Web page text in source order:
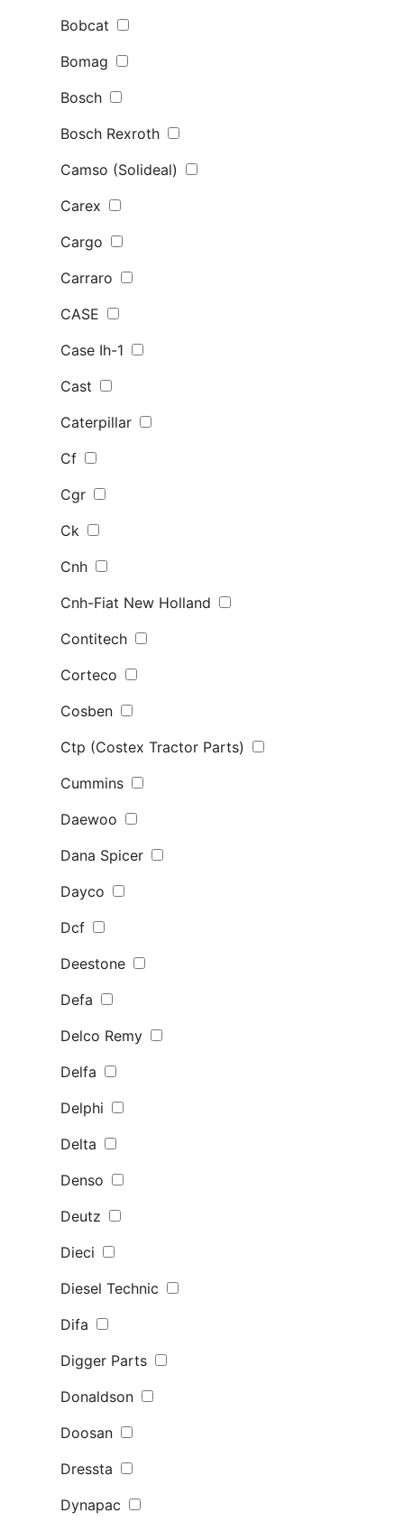
Bobcat
Bomag
Bosch
Bosch Rexroth
Camso (Solideal)
Carex
Cargo
Carraro
CASE
Case Ih-1
Cast
Caterpillar
Cf
Cgr
Ck
Cnh
Cnh-Fiat New Holland
Contitech
Corteco
Cosben
Ctp (Costex Tractor Parts)
Cummins
Daewoo
Dana Spicer
Dayco
Dcf
Deestone
Defa
Delco Remy
Delfa
Delphi
Delta
Denso
Deutz
Dieci
Diesel Technic
Difa
Digger Parts
Donaldson
Doosan
Dressta
Dynapac